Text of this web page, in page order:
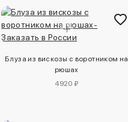
Блуза из вискозы с воротником на
рюшах
4920 ₽